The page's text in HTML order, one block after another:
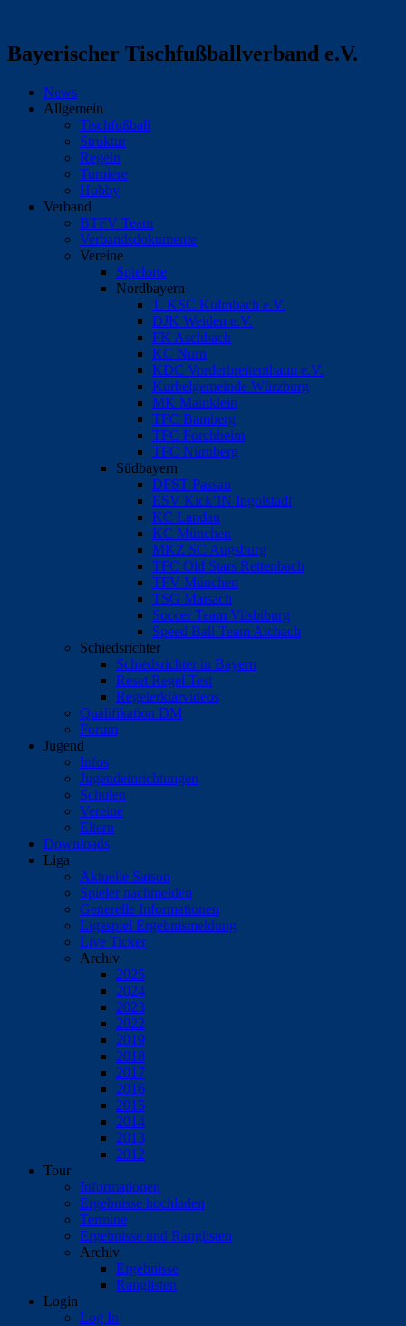
Bayerischer Tischfußballverband e.V.
News
Allgemein
Tischfußball
Struktur
Regeln
Turniere
Hobby
Verband
BTFV Team
Verbandsdokumente
Vereine
Spielorte
Nordbayern
1. KSC Kulmbach e.V.
DJK Weiden e.V.
FK Aschbach
KC Nurn
KDC Vorderbreitenthann e.V.
Kurbelgemeinde Würzburg
MK Mainklein
TFC Bamberg
TFC Forchheim
TFC Nürnberg
Südbayern
DFST Passau
ESV Kick’IN Ingolstadt
KC Landau
KC München
MKZ SC Augsburg
TFC Old Stars Rettenbach
TFV München
TSG Maisach
Soccer Team Vilsbiburg
Speed Ball Team Aichach
Schiedsrichter
Schiedsrichter in Bayern
Reset Regel Test
Regelerklärvideos
Qualifikation DM
Forum
Jugend
Infos
Jugendeinrichtungen
Schulen
Vereine
Eltern
Downloads
Liga
Aktuelle Saison
Spieler nachmelden
Generelle Informationen
Ligaspiel Ergebnismeldung
Live Ticker
Archiv
2025
2024
2023
2022
2019
2018
2017
2016
2015
2014
2013
2012
Tour
Informationen
Ergebnisse hochladen
Termine
Ergebnisse und Ranglisten
Archiv
Ergebnisse
Ranglisten
Login
Log In